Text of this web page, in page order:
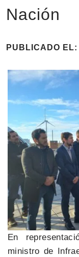
Nación
PUBLICADO EL:
En
ministro de